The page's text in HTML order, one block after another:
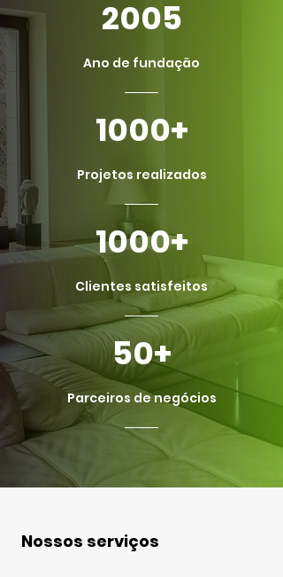
2005
Ano de fundação
1000+
Projetos realizados
1000+
Clientes satisfeitos
50+
Parceiros de negócios
Nossos serviços